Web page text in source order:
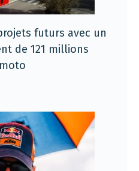
futurs avec un
de 121 millions